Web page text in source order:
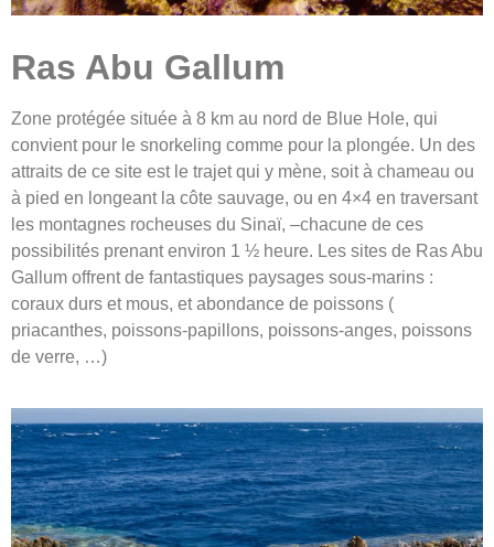
Ras Abu Gallum
Zone protégée située à 8 km au nord de Blue Hole, qui
convient pour le snorkeling comme pour la plongée. Un des
attraits de ce site est le trajet qui y mène, soit à chameau ou
à pied en longeant la côte sauvage, ou en 4×4 en traversant
les montagnes rocheuses du Sinaï, –chacune de ces
possibilités prenant environ 1 ½ heure. Les sites de Ras Abu
Gallum offrent de fantastiques paysages sous-marins :
coraux durs et mous, et abondance de poissons (
priacanthes, poissons-papillons, poissons-anges, poissons
de verre, …)